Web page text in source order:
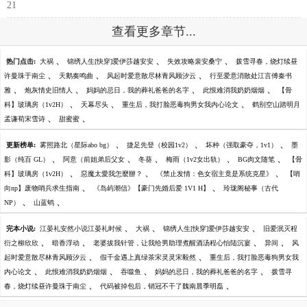
21
查看更多章节...
热门点击: 大祸 、 锦绣人生[快穿]爱伊莎越安安 、 失效攻略裴安桑宁 、 拨雪寻春，烧灯续昼
许曼珠于南尘 、 天鹅奏鸣曲 、 风起时爱意散尽林青风顾汐云 、 行至爱意消散处江言傅秦书
雅 、 炮灰情史旧情人 、 妈妈的忌日，我的葬礼爸爸的名字 、 此恨难消我奶奶烟烟 、 【骨
科】玻璃房（1v2H） 、 天幕尽头 、 重生后，我打脸恶毒狗男女我内心论文 、 鹤别空山踏明月
孟谦荀宋雪诗 、 甜蜜蜜 、
更新榜单: 雾照路北（星际abo bg） 、 捷足先登（校园1v2） 、 坏种（强取豪夺，1v1） 、 墨
影（纯百 GL） 、 阿意（前姐弟后父女 、 冬葵 、 梅雨（1v2女出轨） 、 BG肉文随笔 、 【骨
科】玻璃房（1v2H） 、 惡魔太愛我怎麼辦？ 、 《禁止发情：色女宿主竟是系统克星》 、 【哨
向np】废物哨兵求生指南 、 《岛屿潮信》【豪门先婚后爱 1V1 H】 、 玲珑阁秘事（古代
NP） 、 山蓝鸲 、
完本小说: 江晏礼安然小说江晏礼时候 、 大祸 、 锦绣人生[快穿]爱伊莎越安安 、 旧爱泯灭程
衍之柳欣欣 、 暗香浮动 、 老婆拔我针管，让我给男助理煮醒酒汤程心怡陆沉宴 、 异间 、 风
起时爱意散尽林青风顾汐云 、 假千金遇上真绿茶宋灵灵宋毅然 、 重生后，我打脸恶毒狗男女我
内心论文 、 此恨难消我奶奶烟烟 、 吞噬鱼 、 妈妈的忌日，我的葬礼爸爸的名字 、 拨雪寻
春，烧灯续昼许曼珠于南尘 、 代码被掉包后，销冠不干了魏南晨季明磊 、